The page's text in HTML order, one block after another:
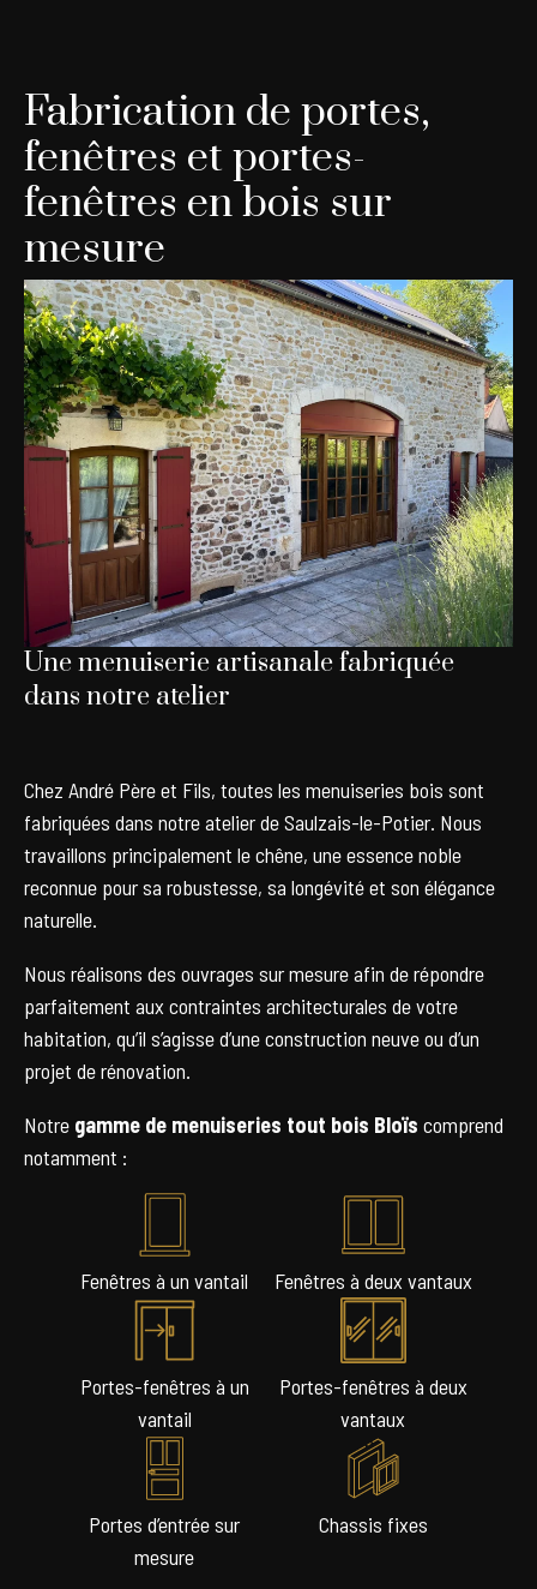
Fabrication de portes,
fenêtres et portes-
fenêtres en bois sur
mesure
Une menuiserie artisanale fabriquée
dans notre atelier
Chez André Père et Fils, toutes les menuiseries bois sont
fabriquées dans notre atelier de Saulzais-le-Potier. Nous
travaillons principalement le chêne, une essence noble
reconnue pour sa robustesse, sa longévité et son élégance
naturelle.
Nous réalisons des ouvrages sur mesure afin de répondre
parfaitement aux contraintes architecturales de votre
habitation, qu’il s’agisse d’une construction neuve ou d’un
projet de rénovation.
Notre gamme de menuiseries tout bois Bloïs comprend
notamment :
Fenêtres à un vantail Fenêtres à deux vantaux
Portes-fenêtres à un
vantail
Portes-fenêtres à deux
vantaux
Portes d’entrée sur
mesure
Chassis fixes